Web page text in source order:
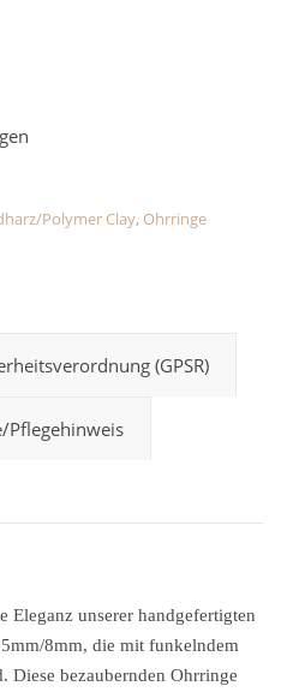
Polymer Clay, Ohrringe
(GPSR)
Eleganz unserer handgefertigten
8mm, die mit funkelndem
Diese bezaubernden Ohrringe